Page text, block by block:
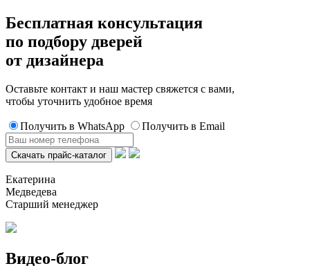
Бесплатная консультация
по подбору дверей
от дизайнера
Оставьте контакт и наш мастер свяжется с вами,
чтобы уточнить удобное время
Получить в WhatsApp Получить в Email
Екатерина
Медведева
Старший менеджер
Видео-блог